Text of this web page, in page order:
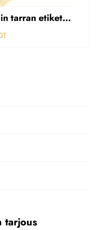
Mattapintainen etupaneelin tarran etiketti, reikäinen sumea, 0,25 mm paksuinen polycarbonaatti-/PVC-tarran etiketti
tarjous